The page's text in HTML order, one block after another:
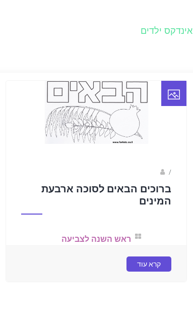
אינדקס ילדים
/
ברוכים הבאים לסוכה ארבעת
המינים
ראש השנה לצביעה
קרא עוד